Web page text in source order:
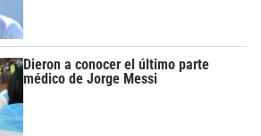
Dieron a conocer el último parte
médico de Jorge Messi